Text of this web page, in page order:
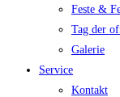
Feste &
Tag der
Galerie
Service
Kontakt